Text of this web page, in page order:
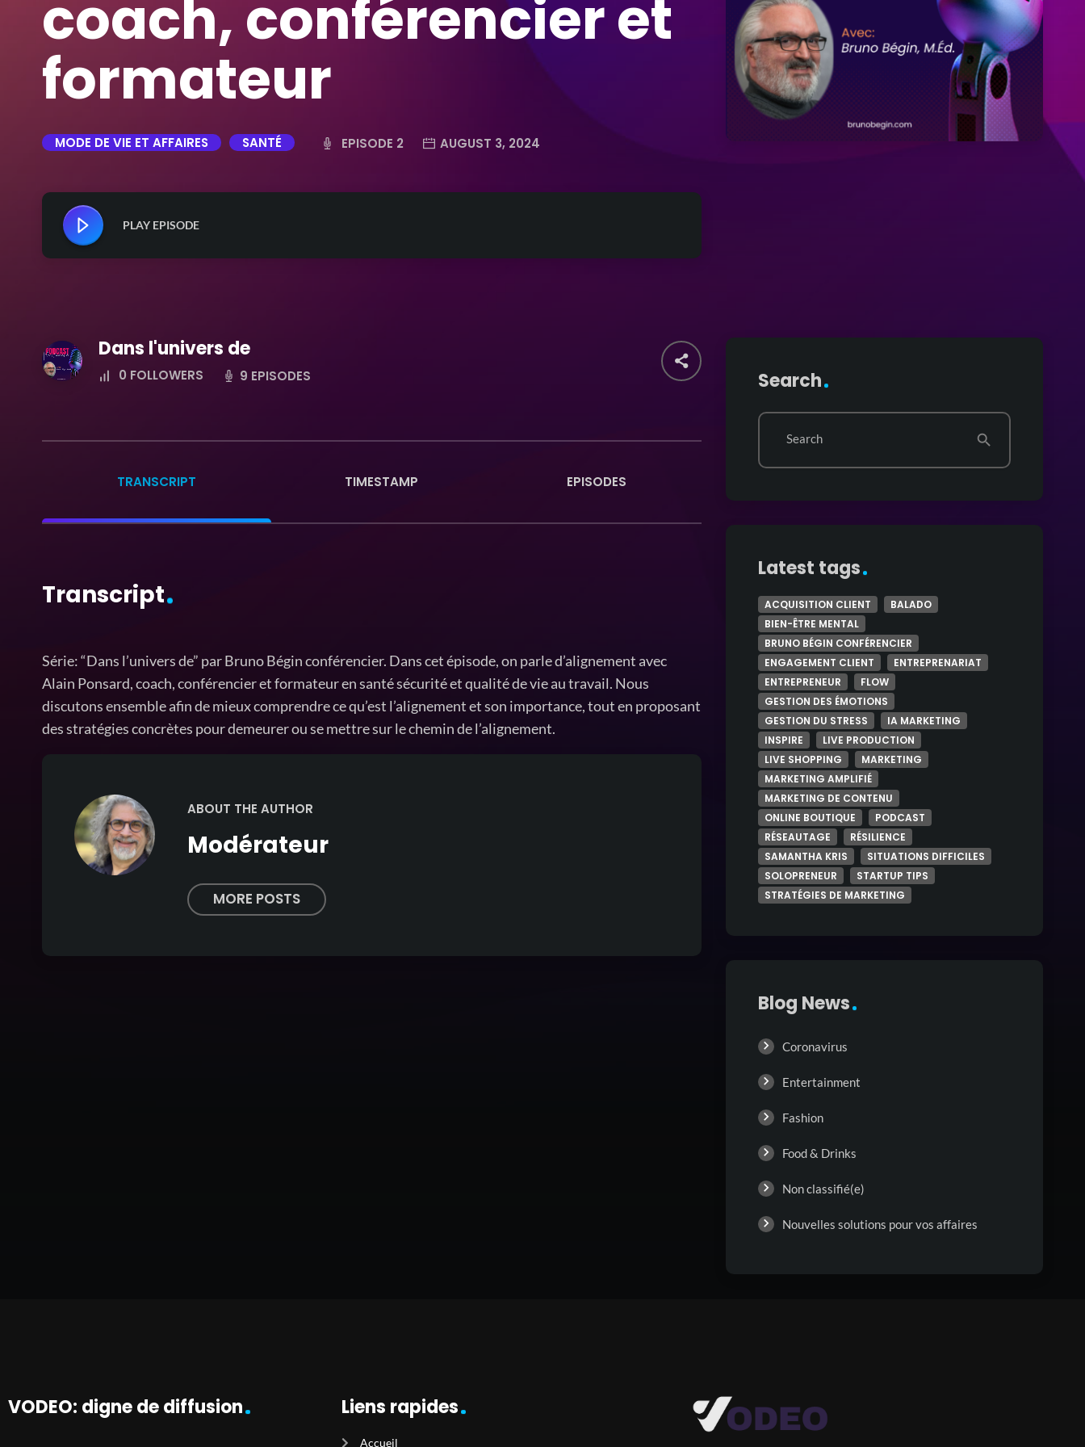
coach, conférencier et
formateur
MODE DE VIE ET AFFAIRES SANTÉ EPISODE 2 AUGUST 3, 2024
PLAY EPISODE
Dans l'univers de
0 FOLLOWERS 9 EPISODES
TRANSCRIPT TIMESTAMP EPISODES
Transcript
Série: “Dans l’univers de” par Bruno Bégin conférencier. Dans cet épisode, on parle d’alignement avec
Alain Ponsard, coach, conférencier et formateur en santé sécurité et qualité de vie au travail. Nous
discutons ensemble afin de mieux comprendre ce qu’est l’alignement et son importance, tout en proposant
des stratégies concrètes pour demeurer ou se mettre sur le chemin de l’alignement.
ABOUT THE AUTHOR
Modérateur
MORE POSTS
Search
Search search
Latest tags
ACQUISITION CLIENT
BALADO
BIEN-ÊTRE MENTAL
BRUNO BÉGIN CONFÉRENCIER
ENGAGEMENT CLIENT
ENTREPRENARIAT
ENTREPRENEUR
FLOW
GESTION DES ÉMOTIONS
GESTION DU STRESS
IA MARKETING
INSPIRE
LIVE PRODUCTION
LIVE SHOPPING
MARKETING
MARKETING AMPLIFIÉ
MARKETING DE CONTENU
ONLINE BOUTIQUE
PODCAST
RÉSEAUTAGE
RÉSILIENCE
SAMANTHA KRIS
SITUATIONS DIFFICILES
SOLOPRENEUR
STARTUP TIPS
STRATÉGIES DE MARKETING
Blog News
Coronavirus
Entertainment
Fashion
Food & Drinks
Non classifié(e)
Nouvelles solutions pour vos affaires
VODEO: digne de diffusion Liens rapides
Accueil